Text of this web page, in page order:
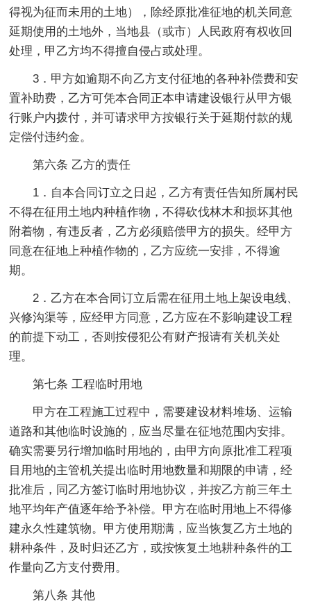
得视为征而未用的土地），除经原批准征地的机关同意
延期使用的土地外，当地县（或市）人民政府有权收回
处理，甲乙方均不得擅自侵占或处理。
3．甲方如逾期不向乙方支付征地的各种补偿费和安
置补助费，乙方可凭本合同正本申请建设银行从甲方银
行账户内拨付，并可请求甲方按银行关于延期付款的规
定偿付违约金。
第六条 乙方的责任
1．自本合同订立之日起，乙方有责任告知所属村民
不得在征用土地内种植作物，不得砍伐林木和损坏其他
附着物，有违反者，乙方必须赔偿甲方的损失。经甲方
同意在征地上种植作物的，乙方应统一安排，不得逾
期。
2．乙方在本合同订立后需在征用土地上架设电线、
兴修沟渠等，应经甲方同意，乙方应在不影响建设工程
的前提下动工，否则按侵犯公有财产报请有关机关处
理。
第七条 工程临时用地
甲方在工程施工过程中，需要建设材料堆场、运输
道路和其他临时设施的，应当尽量在征地范围内安排。
确实需要另行增加临时用地的，由甲方向原批准工程项
目用地的主管机关提出临时用地数量和期限的申请，经
批准后，同乙方签订临时用地协议，并按乙方前三年土
地平均年产值逐年给予补偿。甲方在临时用地上不得修
建永久性建筑物。甲方使用期满，应当恢复乙方土地的
耕种条件，及时归还乙方，或按恢复土地耕种条件的工
作量向乙方支付费用。
第八条 其他